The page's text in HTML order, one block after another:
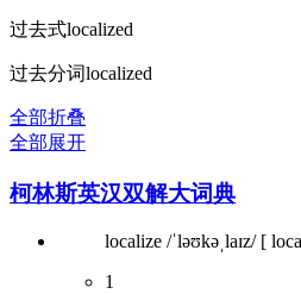
过去式localized
过去分词localized
全部折叠
全部展开
柯林斯英汉双解大词典
localize /ˈləʊkəˌlaɪz/ [
1